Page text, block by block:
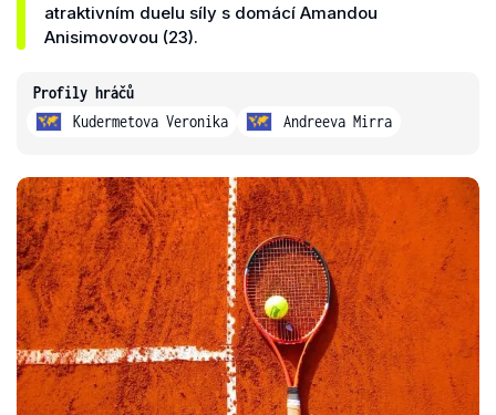
atraktivním duelu síly s domácí Amandou
Anisimovovou (23).
Profily hráčů
Kudermetova Veronika
Andreeva Mirra